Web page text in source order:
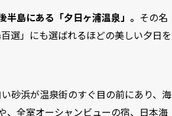
半島にある「夕日ヶ浦温泉」。 その名
選」にも選ばれるほどの美しい夕日を
砂浜が温泉街のすぐ目の前にあり、海
、全室オーシャンビューの宿、日本海